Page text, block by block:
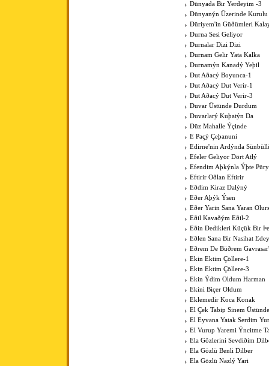
Dünyada Bir Yerdeyim -3
Dünyanýn Üzerinde
Düriyem'in Güðümleri
Durna Sesi Geliyor
Durnalar Dizi Dizi
Durnam Gelir Yata Kalka
Durnamýn Kanadý Yeþil
Dut Aðacý Boyunca-1
Dut Aðacý Dut Verir-1
Dut Aðacý Dut Verir-3
Duvar Üstünde Durdum
Duvarlarý Kuþatýn Da
Düz Mahalle Ýçinde
E Paçý Çeþanuni
Edirne'nin Ardýnda
Efeler Geliyor Dört Atlý
Efendim Aþkýnla Ýþte
Eftirir Oðlan Eftirir
Eðdim Kiraz Dalýný
Eðer Aþýk Ýsen
Eðer Yarin Sana Yaran
Eðil Kavaðým Eðil-2
Eðin Dedikleri Küçük Bir
Eðlen Sana Bir Nasihat
Eðrem De Büðrem
Ekin Ektim Çöllere-1
Ekin Ektim Çöllere-3
Ekin Ýdim Oldum Harman
Ekini Biçer Oldum
Eklemedir Koca Konak
El Çek Tabip Sinem
El Eyvana Yatak Serdim
El Vurup Yaremi Ýncitme
Ela Gözlerini Sevdiðim
Ela Gözlü Benli Dilber
Ela Gözlü Nazlý Yari